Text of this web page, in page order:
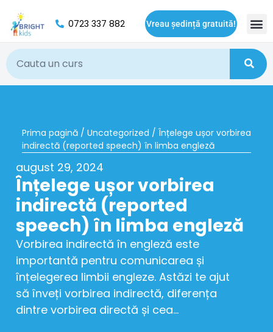
0723 337 882 Vreau ședință gratuită!
Prima pagină / Uncategorized / Înțelege ușor vorbirea
indirectă (reported speech) în limba engleză
august 29, 2024
Înțelege ușor vorbirea
indirectă (reported
speech) în limba engleză
Vorbirea indirectă în engleză este
importantă pentru comunicarea și
înțelegerea limbii engleze. Astăzi te ajut
să înveți vorbirea indirectă, diferența
dintre vorbirea directă și cea...